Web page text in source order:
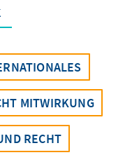
MITWIRKUNG
RECHT